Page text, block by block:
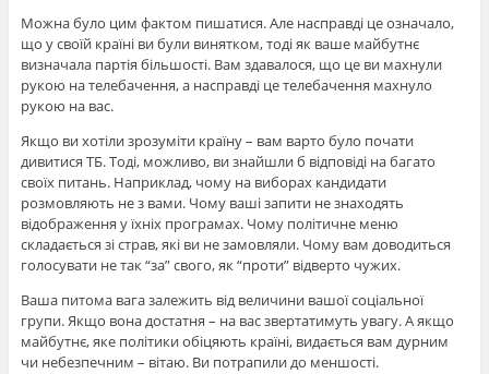
Можна було цим фактом пишатися. Але насправді це означало,
що у своїй країні ви були винятком, тоді як ваше майбутнє
визначала партія більшості. Вам здавалося, що це ви махнули
рукою на телебачення, а насправді це телебачення махнуло
рукою на вас.
Якщо ви хотіли зрозуміти країну – вам варто було почати
дивитися ТБ. Тоді, можливо, ви знайшли б відповіді на багато
своїх питань. Наприклад, чому на виборах кандидати
розмовляють не з вами. Чому ваші запити не знаходять
відображення у їхніх програмах. Чому політичне меню
складається зі страв, які ви не замовляли. Чому вам доводиться
голосувати не так “за” свого, як “проти” відверто чужих.
Ваша питома вага залежить від величини вашої соціальної
групи. Якщо вона достатня – на вас звертатимуть увагу. А якщо
майбутнє, яке політики обіцяють країні, видається вам дурним
чи небезпечним – вітаю. Ви потрапили до меншості.